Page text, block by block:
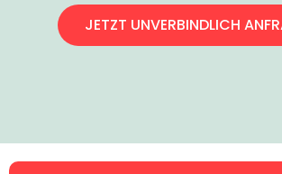
JETZT UNVERBINDLICH